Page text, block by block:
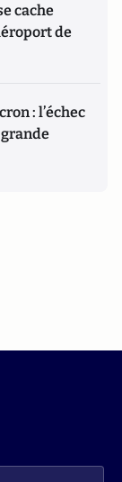
cache
de
: l’échec